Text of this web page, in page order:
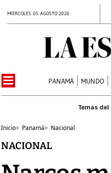
MIÉRCOLES 05 AGOSTO 2026
PANAMÁ MUNDO
Inicio> Panamá> Nacional
NACIONAL